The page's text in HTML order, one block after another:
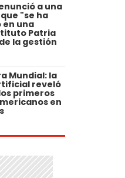
a una
"se ha
una
Patria
la gestión
Mundial: la
reveló
primeros
en